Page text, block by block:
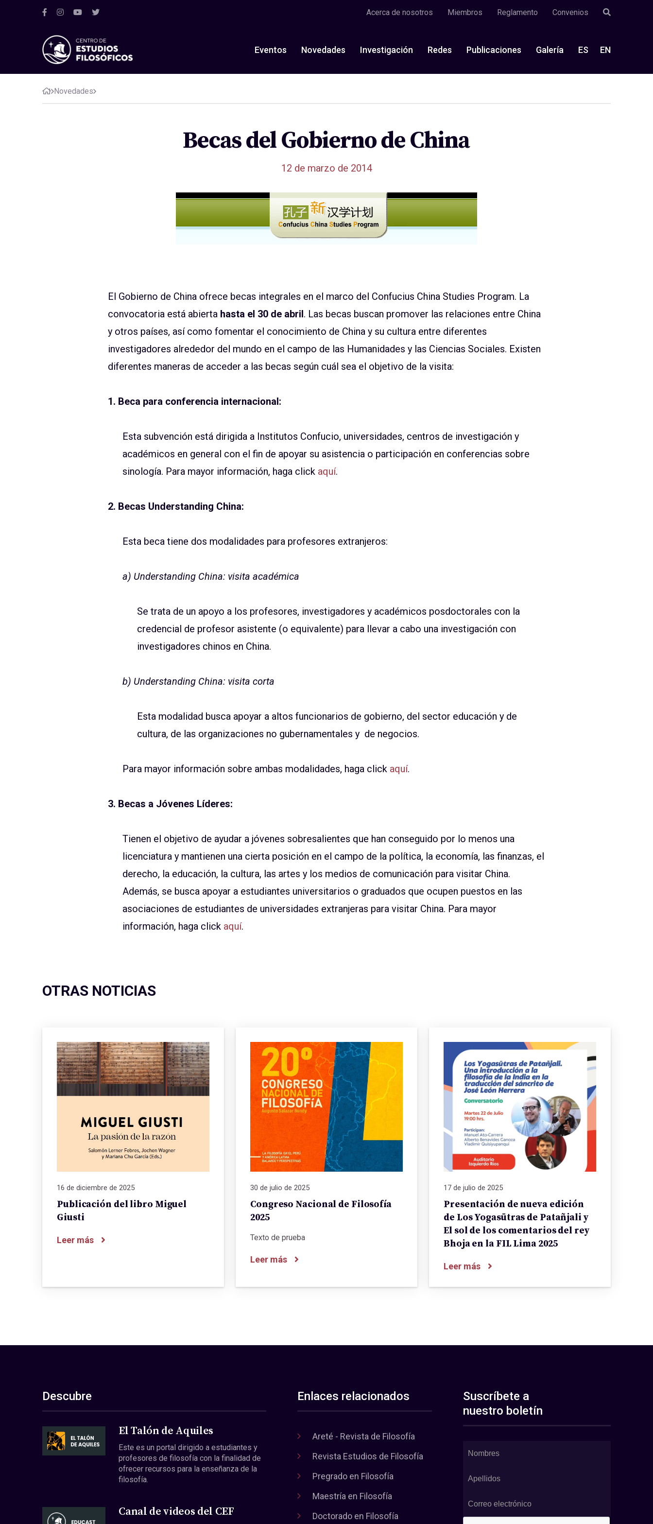
Acerca de nosotros Miembros Reglamento Convenios
Eventos Novedades Investigación Redes Publicaciones Galería ES EN
Novedades
Becas del Gobierno de China
12 de marzo de 2014
El Gobierno de China ofrece becas integrales en el marco del Confucius China Studies Program. La
convocatoria está abierta hasta el 30 de abril. Las becas buscan promover las relaciones entre China
y otros países, así como fomentar el conocimiento de China y su cultura entre diferentes
investigadores alrededor del mundo en el campo de las Humanidades y las Ciencias Sociales. Existen
diferentes maneras de acceder a las becas según cuál sea el objetivo de la visita:
1. Beca para conferencia internacional:
Esta subvención está dirigida a Institutos Confucio, universidades, centros de investigación y
académicos en general con el fin de apoyar su asistencia o participación en conferencias sobre
sinología. Para mayor información, haga click aquí.
2. Becas Understanding China:
Esta beca tiene dos modalidades para profesores extranjeros:
a) Understanding China: visita académica
Se trata de un apoyo a los profesores, investigadores y académicos posdoctorales con la
credencial de profesor asistente (o equivalente) para llevar a cabo una investigación con
investigadores chinos en China.
b) Understanding China: visita corta
Esta modalidad busca apoyar a altos funcionarios de gobierno, del sector educación y de
cultura, de las organizaciones no gubernamentales y de negocios.
Para mayor información sobre ambas modalidades, haga click aquí.
3. Becas a Jóvenes Líderes:
Tienen el objetivo de ayudar a jóvenes sobresalientes que han conseguido por lo menos una
licenciatura y mantienen una cierta posición en el campo de la política, la economía, las finanzas, el
derecho, la educación, la cultura, las artes y los medios de comunicación para visitar China.
Además, se busca apoyar a estudiantes universitarios o graduados que ocupen puestos en las
asociaciones de estudiantes de universidades extranjeras para visitar China. Para mayor
información, haga click aquí.
OTRAS NOTICIAS
16 de diciembre de 2025
Publicación del libro Miguel
Giusti
Leer más
30 de julio de 2025
Congreso Nacional de Filosofía
2025
Texto de prueba
Leer más
17 de julio de 2025
Presentación de nueva edición
de Los Yogasūtras de Patañjali y
El sol de los comentarios del rey
Bhoja en la FIL Lima 2025
Leer más
Descubre
El Talón de Aquiles
Este es un portal dirigido a estudiantes y
profesores de filosofía con la finalidad de
ofrecer recursos para la enseñanza de la
filosofía.
Canal de videos del CEF
Enlaces relacionados
Areté - Revista de Filosofía
Revista Estudios de Filosofía
Pregrado en Filosofía
Maestría en Filosofía
Doctorado en Filosofía
Suscríbete a
nuestro boletín